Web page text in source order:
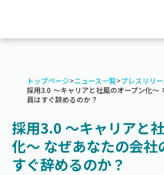
トップページ>ニュース一覧>プレスリリー
採用3.0 〜キャリアと社風のオープン化〜
員はすぐ辞めるのか？
採用3.0 〜キャリアと
化〜 なぜあなたの会社
すぐ辞めるのか？